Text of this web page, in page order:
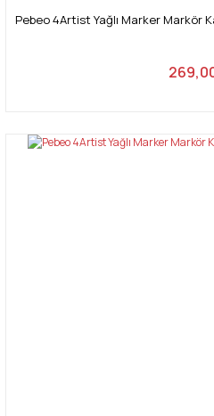
Pebeo 4Artist Yağlı Marker Markör